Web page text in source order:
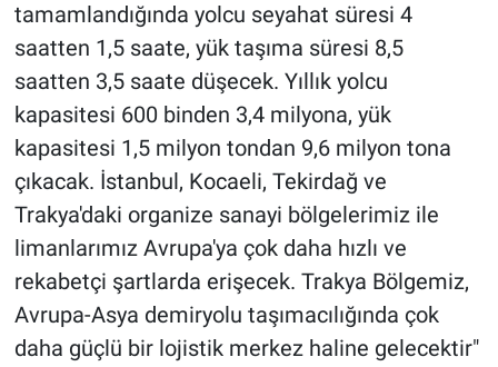
tamamlandığında yolcu seyahat süresi 4
saatten 1,5 saate, yük taşıma süresi 8,5
saatten 3,5 saate düşecek. Yıllık yolcu
kapasitesi 600 binden 3,4 milyona, yük
kapasitesi 1,5 milyon tondan 9,6 milyon tona
çıkacak. İstanbul, Kocaeli, Tekirdağ ve
Trakya'daki organize sanayi bölgelerimiz ile
limanlarımız Avrupa'ya çok daha hızlı ve
rekabetçi şartlarda erişecek. Trakya Bölgemiz,
Avrupa-Asya demiryolu taşımacılığında çok
daha güçlü bir lojistik merkez haline gelecektir"